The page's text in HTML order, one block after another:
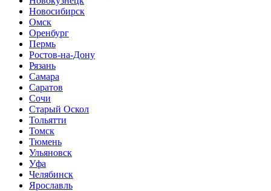
Новосибирск
Омск
Оренбург
Пермь
Ростов-на-Дону
Рязань
Самара
Саратов
Сочи
Старый Оскол
Тольятти
Томск
Тюмень
Ульяновск
Уфа
Челябинск
Ярославль